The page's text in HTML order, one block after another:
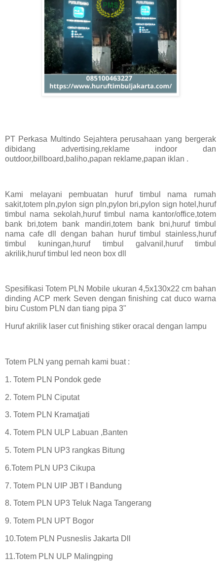
PT Perkasa Multindo Sejahtera perusahaan yang bergerak
dibidang advertising,reklame indoor dan
outdoor,billboard,baliho,papan reklame,papan iklan .
Kami melayani pembuatan huruf timbul nama rumah
sakit,totem pln,pylon sign pln,pylon bri,pylon sign hotel,huruf
timbul nama sekolah,huruf timbul nama kantor/office,totem
bank bri,totem bank mandiri,totem bank bni,huruf timbul
nama cafe dll dengan bahan huruf timbul stainless,huruf
timbul kuningan,huruf timbul galvanil,huruf timbul
akrilik,huruf timbul led neon box dll
Spesifikasi Totem PLN Mobile ukuran 4,5x130x22 cm bahan
dinding ACP merk Seven dengan finishing cat duco warna
biru Custom PLN dan tiang pipa 3"
Huruf akrilik laser cut finishing stiker oracal dengan lampu
Totem PLN yang pernah kami buat :
1. Totem PLN Pondok gede
2. Totem PLN Ciputat
3. Totem PLN Kramatjati
4. Totem PLN ULP Labuan ,Banten
5. Totem PLN UP3 rangkas Bitung
6.Totem PLN UP3 Cikupa
7. Totem PLN UIP JBT I Bandung
8. Totem PLN UP3 Teluk Naga Tangerang
9. Totem PLN UPT Bogor
10.Totem PLN Pusneslis Jakarta Dll
11.Totem PLN ULP Malingping